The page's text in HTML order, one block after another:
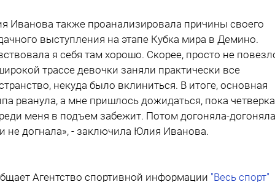
Иванова также проанализировала причины своего
выступления на этапе Кубка мира в Демино.
я себя там хорошо. Скорее, просто не
трассе девочки заняли практически все
некуда было вклиниться. В итоге, основная
рванула, а мне пришлось дожидаться, пока четверка
меня в подъем забежит. Потом догоняла-
не догнала», - заключила Юлия Иванова.
Агентство спортивной информации "Весь спорт"